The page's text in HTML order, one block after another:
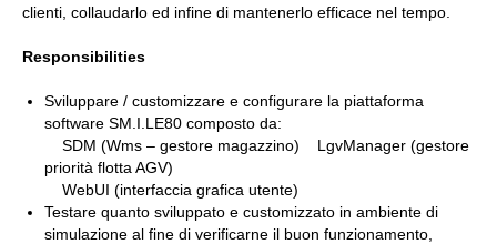
clienti, collaudarlo ed infine di mantenerlo efficace nel tempo.
Responsibilities
Sviluppare / customizzare e configurare la piattaforma
software SM.I.LE80 composto da:
SDM (Wms – gestore magazzino) LgvManager (gestore
priorità flotta AGV)
WebUI (interfaccia grafica utente)
Testare quanto sviluppato e customizzato in ambiente di
simulazione al fine di verificarne il buon funzionamento,